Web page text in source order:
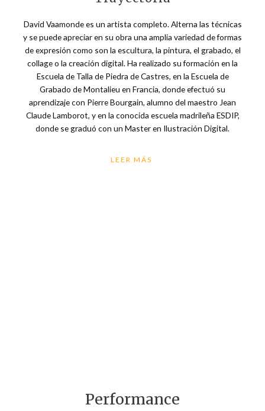
David Vaamonde es un artista completo. Alterna las técnicas
y se puede apreciar en su obra una amplia variedad de formas
de expresión como son la escultura, la pintura, el grabado, el
collage o la creación digital. Ha realizado su formación en la
Escuela de Talla de Piedra de Castres, en la Escuela de
Grabado de Montalieu en Francia, donde efectuó su
aprendizaje con Pierre Bourgain, alumno del maestro Jean
Claude Lamborot, y en la conocida escuela madrileña ESDIP,
donde se graduó con un Master en Ilustración Digital.
LEER MÁS
Performance